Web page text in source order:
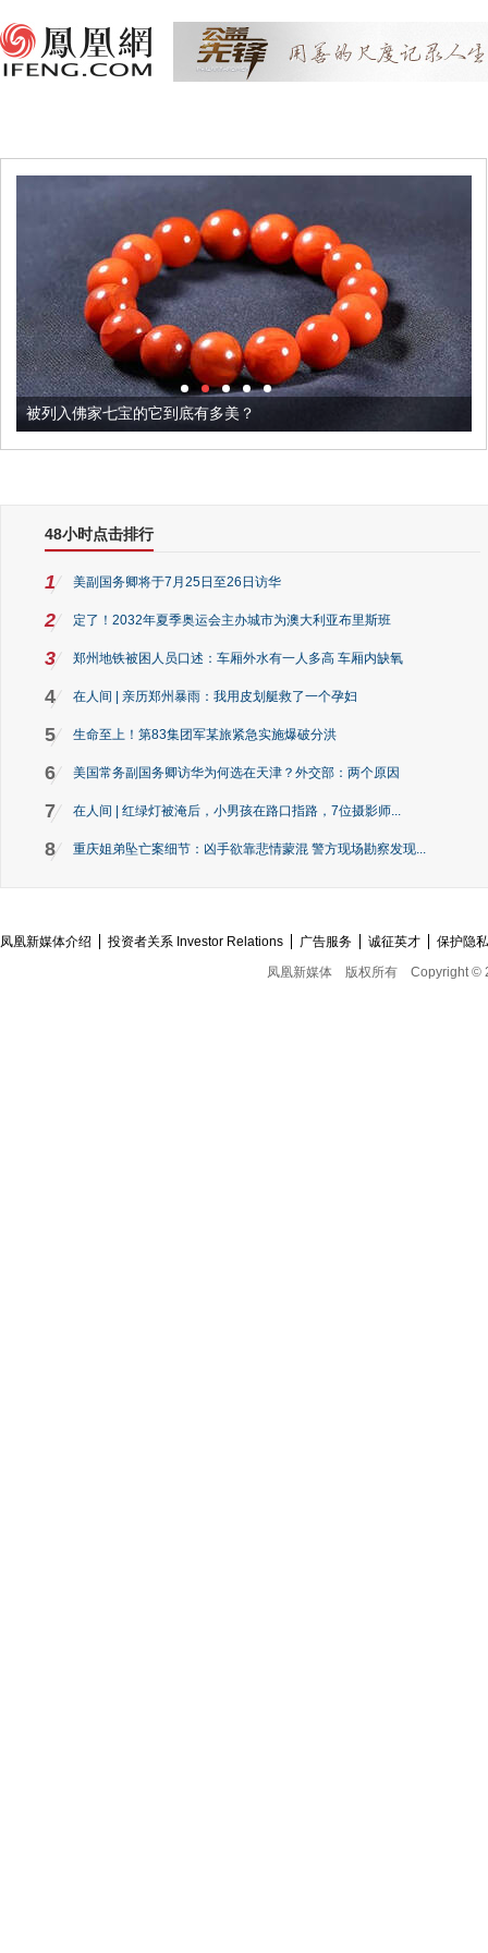
被列入佛家七宝的它到底有多美？
48小时点击排行
1 美副国务卿将于7月25日至26日访华
2 定了！2032年夏季奥运会主办城市为澳大利亚布里斯班
3 郑州地铁被困人员口述：车厢外水有一人多高 车厢内缺氧
4 在人间 | 亲历郑州暴雨：我用皮划艇救了一个孕妇
5 生命至上！第83集团军某旅紧急实施爆破分洪
6 美国常务副国务卿访华为何选在天津？外交部：两个原因
7 在人间 | 红绿灯被淹后，小男孩在路口指路，7位摄影师...
8 重庆姐弟坠亡案细节：凶手欲靠悲情蒙混 警方现场勘察发现...
凤凰新媒体介绍 投资者关系 Investor Relations 广告服务 诚征英才
保护隐
凤凰新媒体
版权所有 Copyright ©